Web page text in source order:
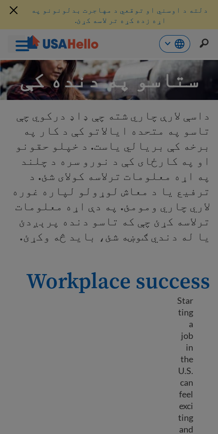
محتوا
دلته د اوسني او توقعي د مهاجرت بدلونونو په
اړه زده کړه تر لاسه کړئ.
ستاسو په دنده کې
داسې لارې چاري شته چې ډاډ درکوي چې
تاسو په متحده ایالاتو کې د کار په
برخه کې بریالي یاست. د خپلو حقونو
او په کارځای کې د نورو سره د چلند
په اړه معلومات ترلاسه کولای شئ. د
ترفيع یا د معاش لوړولو لپاره غوره
لاري چاري ومومئ. په دې اړه معلومات
ترلاسه کړئ چې که تاسو دنده پرېږدئ
يا له دندي ګوښه شئ، بايد څه وکړئ.
Workplace success
Star
ting
a
job
in
the
U.S.
can
feel
exci
ting
and